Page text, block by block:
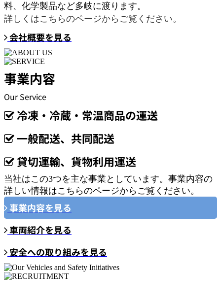
料、化学製品など多岐に渡ります。
詳しくはこちらのページからご覧ください。
会社概要を見る
事業内容
Our Service
 冷凍・冷蔵・常温商品の運送
 一般配送、共同配送
 貸切運輸、貨物利用運送
当社はこの3つを主な事業としています。事業内容の
詳しい情報はこちらのページからご覧ください。
事業内容を見る
車両紹介を見る
安全への取り組みを見る